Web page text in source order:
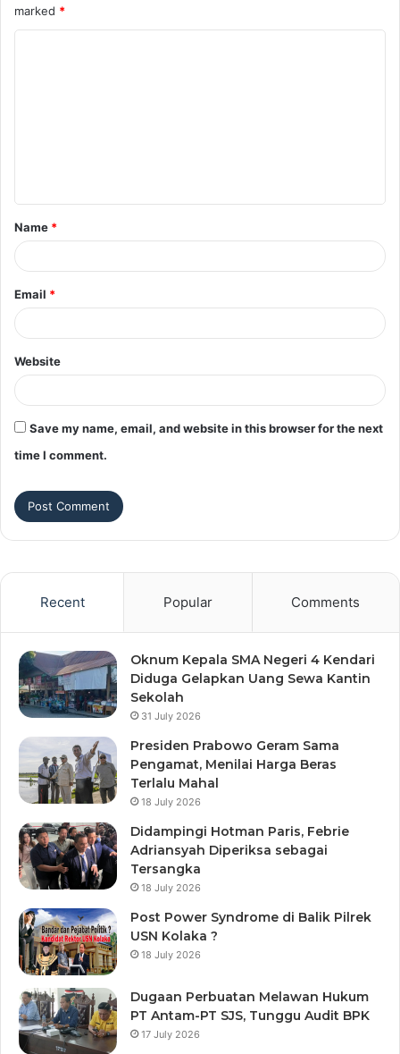
marked *
t
*
Name *
Email *
Website
Save my name, email, and website in this browser for the next
time I comment.
Recent Popular Comments
Oknum Kepala SMA Negeri 4 Kendari
Diduga Gelapkan Uang Sewa Kantin
Sekolah
31 July 2026
Presiden Prabowo Geram Sama
Pengamat, Menilai Harga Beras
Terlalu Mahal
18 July 2026
Didampingi Hotman Paris, Febrie
Adriansyah Diperiksa sebagai
Tersangka
18 July 2026
Post Power Syndrome di Balik Pilrek
USN Kolaka ?
18 July 2026
Dugaan Perbuatan Melawan Hukum
PT Antam-PT SJS, Tunggu Audit BPK
17 July 2026